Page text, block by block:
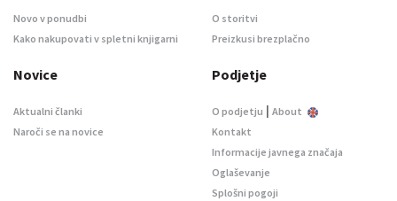
Novo v ponudbi
Kako nakupovati v spletni knjigarni
O storitvi
Preizkusi brezplačno
Novice
Aktualni članki
Naroči se na novice
Podjetje
O podjetju | About
Kontakt
Informacije javnega značaja
Oglaševanje
Splošni pogoji